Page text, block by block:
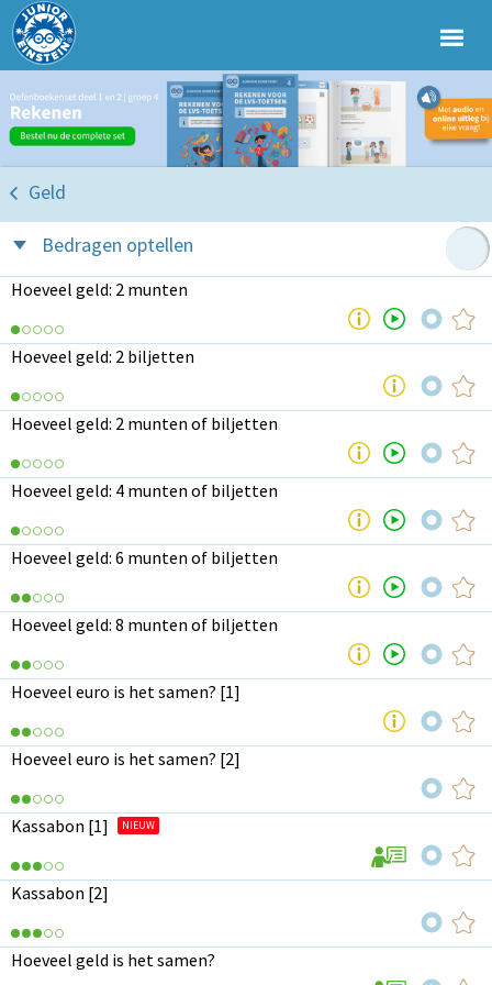
Geld
Bedragen optellen
Hoeveel geld: 2 munten
Hoeveel geld: 2 biljetten
Hoeveel geld: 2 munten of biljetten
Hoeveel geld: 4 munten of biljetten
Hoeveel geld: 6 munten of biljetten
Hoeveel geld: 8 munten of biljetten
Hoeveel euro is het samen? [1]
Hoeveel euro is het samen? [2]
Kassabon [1] NIEUW
Kassabon [2]
Hoeveel geld is het samen?